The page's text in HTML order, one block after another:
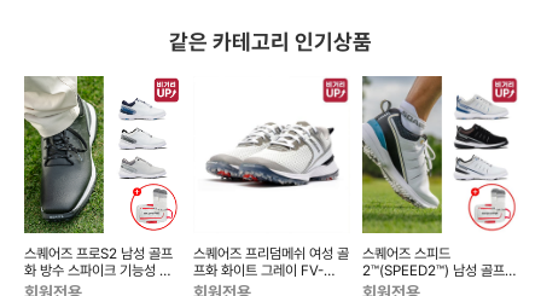
이메일 dongeecom@naver.com
소재지 경기도 고양시 덕양구 꽃마을로64, 1235호
같은 카테고리 인기상품
스퀘어즈 프로S2 남성 골프
화 방수 스파이크 기능성 플
래그쉽 SQ-2402
회원전용
스퀘어즈 프리덤메쉬 여성 골
프화 화이트 그레이 FV-
437872
회원전용
스퀘어즈 스피드
2™(SPEED2™) 남성 골프화
접지력 기능성 플래그쉽 SQ-
회원전용